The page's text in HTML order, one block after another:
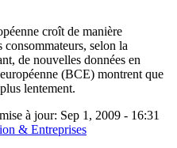
croît de manière
consommateurs, selon la
de nouvelles données en
(BCE) montrent que
lentement.
à jour: Sep 1, 2009 - 16:31
& Entreprises